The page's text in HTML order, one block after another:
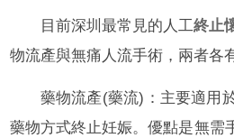
目前深圳最常見的人工終止
物流產與無痛人流手術，兩者各
藥物流產(藥流)：主要適用
藥物方式終止妊娠。優點是無需